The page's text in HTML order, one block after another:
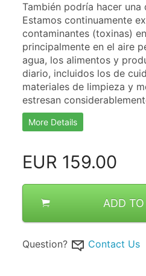
También podría hacer una
Estamos continuamente
contaminantes (toxinas)
principalmente en el aire
agua, los alimentos y
diario, incluidos los de
materiales de limpieza y
estresan
More Details
EUR 159.00
ADD
Question? Contact Us